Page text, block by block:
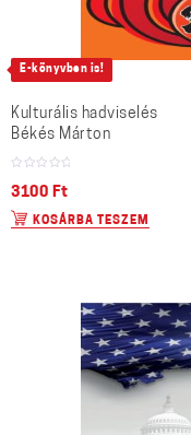
E-könyvben is!
Kulturális hadviselés
Békés Márton
3100 Ft
KOSÁRBA TESZEM